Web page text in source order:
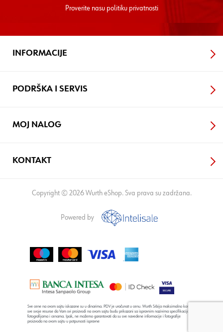
Proverite nasu politiku privatnosti
INFORMACIJE
PODRŠKA I SERVIS
MOJ NALOG
KONTAKT
Copyright © 2026 Wurth eShop. Sva prava su zadržana.
Powered by
Sve cene na ovom sajtu iskazane su u dinarima. PDV je uračunat u cenu. Wurth Srbija maksimalno koristi
sve svoje resurse da Vam svi proizvodi na ovom sajtu budu prikazani sa ispravnim nazivima specifikacija,
fotografijama i cenama. Ipak, ne možemo garantovati da su sve navedene informacije i fotografije
proizvoda na ovom sajtu u potpunosti ispravne